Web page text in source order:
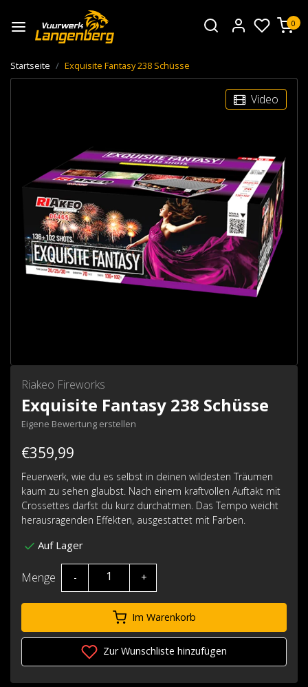
0
Startseite Exquisite Fantasy 238 Schüsse
Video
Riakeo Fireworks
Exquisite Fantasy 238 Schüsse
Eigene Bewertung erstellen
€359,99
Feuerwerk, wie du es selbst in deinen wildesten Träumen
kaum zu sehen glaubst. Nach einem kraftvollen Auftakt mit
Crossettes darfst du kurz durchatmen. Das Tempo weicht
herausragenden Effekten, ausgestattet mit Farben.
Auf Lager
Menge - +
Im Warenkorb
Zur Wunschliste hinzufügen